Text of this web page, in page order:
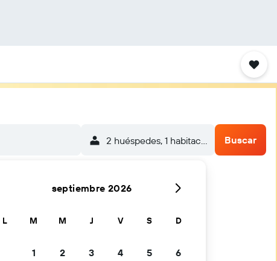
2 huéspedes, 1 habitación Buscar
septiembre 2026
L M M J V S D
1 2 3 4 5 6